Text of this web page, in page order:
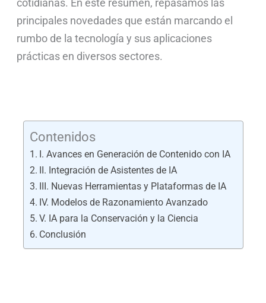
cotidianas. En este resumen, repasamos las
principales novedades que están marcando el
rumbo de la tecnología y sus aplicaciones
prácticas en diversos sectores.
Contenidos
I. Avances en Generación de Contenido con IA
II. Integración de Asistentes de IA
III. Nuevas Herramientas y Plataformas de IA
IV. Modelos de Razonamiento Avanzado
V. IA para la Conservación y la Ciencia
Conclusión